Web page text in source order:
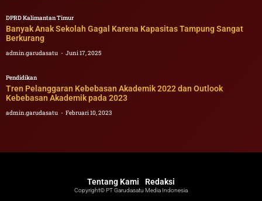
DPRD Kalimantan Timur
Banyak Anak Sekolah Gagal Karena Kapasitas Tampung Sangat
Berkurang
admin.garudasatu Juni 17, 2025
Pendidikan
Tren Pelanggaran Kebebasan Akademik 2022 dan Outlook
Kebebasan Akademik pada 2023
admin.garudasatu Februari 10, 2023
Tentang Kami Redaksi
Copyright© PT Garudasatu Media Indonesia